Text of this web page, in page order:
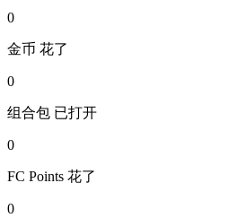
0
金币 花了
0
组合包 已打开
0
FC Points 花了
0